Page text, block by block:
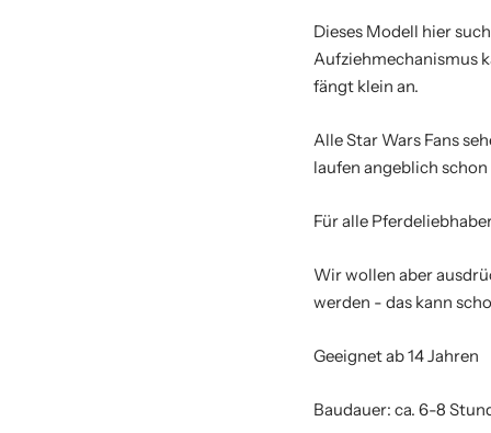
Dieses Modell hier
Aufziehmechanismus
fängt klein an.
Alle Star Wars Fans
laufen angeblich
Für alle
Wir wollen aber
werden - das kann
Geeignet ab 14 Jahren
Baudauer: ca. 6-8